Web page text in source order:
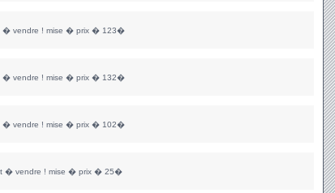
� vendre ! mise � prix � 123�
� vendre ! mise � prix � 132�
� vendre ! mise � prix � 102�
� vendre ! mise � prix � 25�